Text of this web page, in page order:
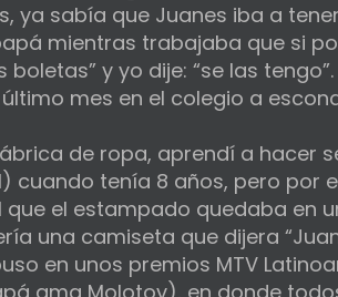
ya sabía que Juanes iba a
mientras trabajaba que si
y yo dije: “se las
mes en el colegio a
de ropa, aprendí a hacer
cuando tenía 8 años, pero por
el estampado quedaba en
una camiseta que dijera
en unos premios MTV